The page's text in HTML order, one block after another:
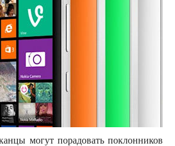
могут порадовать поклонников